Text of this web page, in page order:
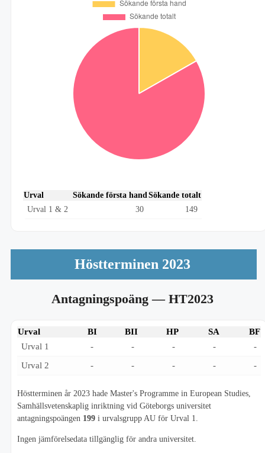
Urval Sökande första handSökande totalt
Urval 1 & 2
30 149
Höstterminen 2023
Antagningspoäng— HT2023
Urval BI BII HP SA
BF
Urval 1
- - - -
-
Urval 2
- - - - -
Höstterminen år 2023 hade Master's Programme in European Studies,
Samhällsvetenskaplig inriktning vid Göteborgs universitet
antagningspoängen 199 i urvalsgrupp AU för Urval 1.
Ingen jämförelsedata tillgänglig för andra universitet.